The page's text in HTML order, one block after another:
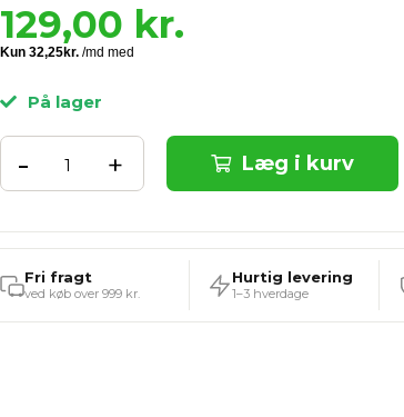
129,00 kr.
På lager
+
- Læg i kurv
Fri fragt
ved køb over 999 kr.
Hurtig levering
1–3 hverdage